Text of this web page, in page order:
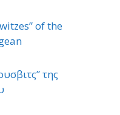
of the
της